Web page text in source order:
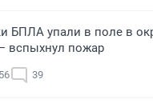
БПЛА упали в поле в
вспыхнул пожар
39